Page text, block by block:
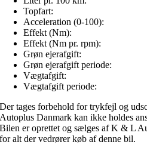
Topfart:
Acceleration (0-100):
Effekt (Nm):
Effekt (Nm pr. rpm):
Grøn ejerafgift:
Grøn ejerafgift periode:
Vægtafgift:
Vægtafgift periode:
Der tages forbehold for trykfejl og
Autoplus Danmark kan ikke holdes
Bilen er oprettet og sælges af K & L
for alt der vedrører køb af denne bil.